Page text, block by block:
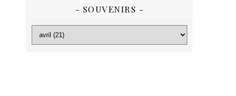
- SOUVENIRS -